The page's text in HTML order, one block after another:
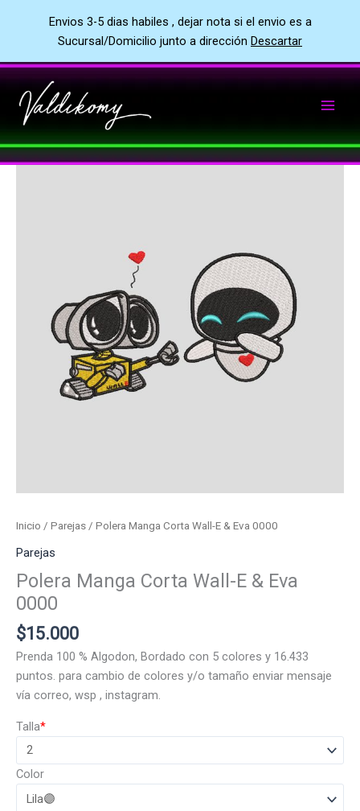
Envios 3-5 dias habiles , dejar nota si el envio es a
Sucursal/Domicilio junto a dirección Descartar
al
contenido
Inicio / Parejas / Polera Manga Corta Wall-E & Eva 0000
Parejas
Polera Manga Corta Wall-E & Eva
0000
$15.000
Prenda 100 % Algodon, Bordado con 5 colores y 16.433
puntos. para cambio de colores y/o tamaño enviar mensaje
vía correo, wsp , instagram.
*
Talla
Color